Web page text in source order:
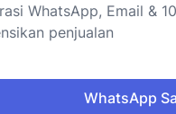
WhatsApp, Email &
penjualan
WhatsApp